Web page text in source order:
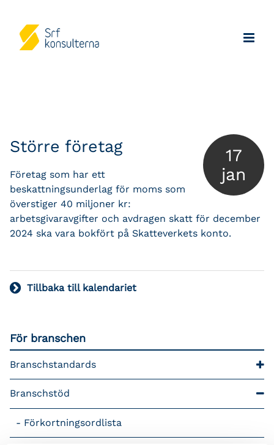
17
jan
Större företag
Företag som har ett
beskattningsunderlag för moms som
överstiger 40 miljoner kr:
arbetsgivaravgifter och avdragen skatt för december
2024 ska vara bokfört på Skatteverkets konto.
Tillbaka till kalendariet
För branschen
Branschstandards
Branschstöd
Förkortningsordlista